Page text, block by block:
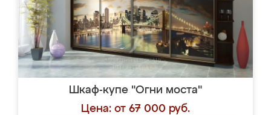
Шкаф-купе "Огни моста"
Цена: от 67 000 руб.